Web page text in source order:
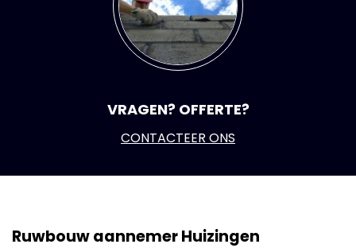
VRAGEN? OFFERTE?
CONTACTEER ONS
Ruwbouw aannemer Huizingen